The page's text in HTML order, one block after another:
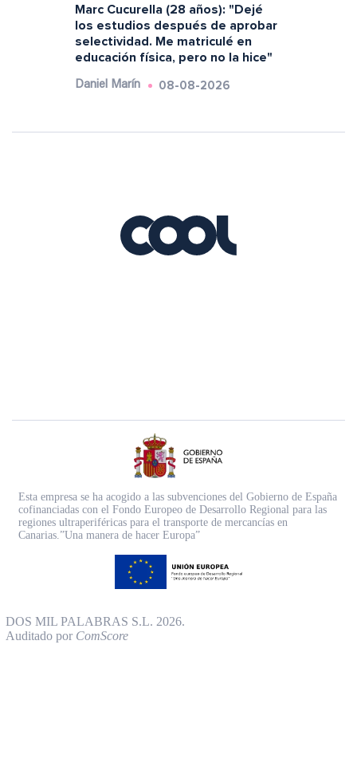
Marc Cucurella (28 años): "Dejé
los estudios después de aprobar
selectividad. Me matriculé en
educación física, pero no la hice"
Daniel Marín 08-08-2026
Esta empresa se ha acogido a las subvenciones del Gobierno de España
cofinanciadas con el Fondo Europeo de Desarrollo Regional para las
regiones ultraperiféricas para el transporte de mercancías en
Canarias.”Una manera de hacer Europa”
DOS MIL PALABRAS S.L. 2026.
Auditado por ComScore